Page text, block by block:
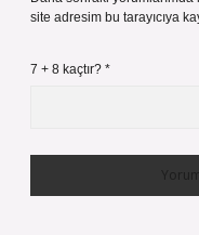
site adresim bu tarayıcıya
7 + 8 kaçtır? *